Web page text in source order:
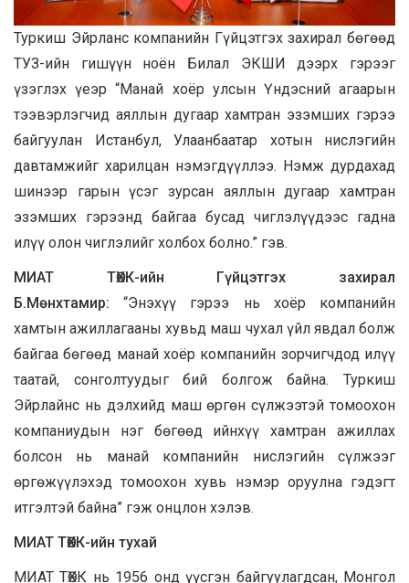
Туркиш Эйрланс компанийн Гүйцэтгэх захирал бөгөөд
ТУЗ-ийн гишүүн ноён Билал ЭКШИ дээрх гэрээг
үзэглэх үеэр “Манай хоёр улсын Үндэсний агаарын
тээвэрлэгчид аяллын дугаар хамтран эзэмших гэрээ
байгуулан Истанбул, Улаанбаатар хотын нислэгийн
давтамжийг харилцан нэмэгдүүллээ. Нэмж дурдахад
шинээр гарын үсэг зурсан аяллын дугаар хамтран
эзэмших гэрээнд байгаа бусад чиглэлүүдээс гадна
илүү олон чиглэлийг холбох болно.” гэв.
МИАТ ТӨХК-ийн Гүйцэтгэх захирал
Б.Мөнхтамир: “Энэхүү гэрээ нь хоёр компанийн
хамтын ажиллагааны хувьд маш чухал үйл явдал болж
байгаа бөгөөд манай хоёр компанийн зорчигчдод илүү
таатай, сонголтуудыг бий болгож байна. Туркиш
Эйрлайнс нь дэлхийд маш өргөн сүлжээтэй томоохон
компаниудын нэг бөгөөд ийнхүү хамтран ажиллах
болсон нь манай компанийн нислэгийн сүлжээг
өргөжүүлэхэд томоохон хувь нэмэр оруулна гэдэгт
итгэлтэй байна” гэж онцлон хэлэв.
МИАТ ТӨХК-ийн тухай
МИАТ ТӨХК нь 1956 онд үүсгэн байгуулагдсан, Монгол